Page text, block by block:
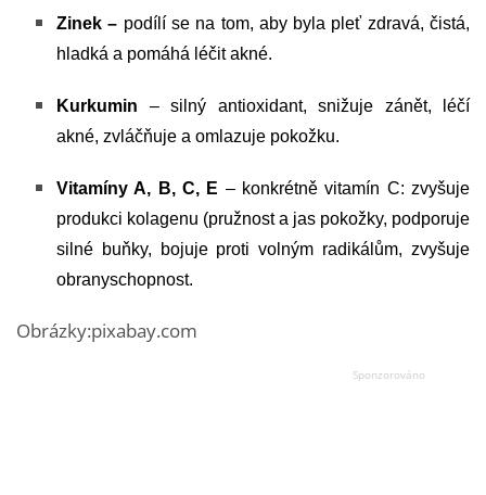
Zinek – podílí se na tom, aby byla pleť zdravá, čistá,
hladká a pomáhá léčit akné.
Kurkumin
– silný antioxidant, snižuje zánět, léčí
akné, zvláčňuje a omlazuje pokožku.
Vitamíny A, B, C, E – konkrétně vitamín C: zvyšuje
produkci kolagenu (pružnost a jas pokožky, podporuje
silné buňky, bojuje proti volným radikálům, zvyšuje
obranyschopnost.
Obrázky:pixabay.com